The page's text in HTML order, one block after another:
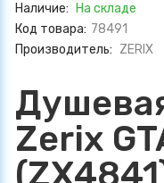
Наличие:
На складе
Код товара: 78491
Производитель: ZERIX
Zerix